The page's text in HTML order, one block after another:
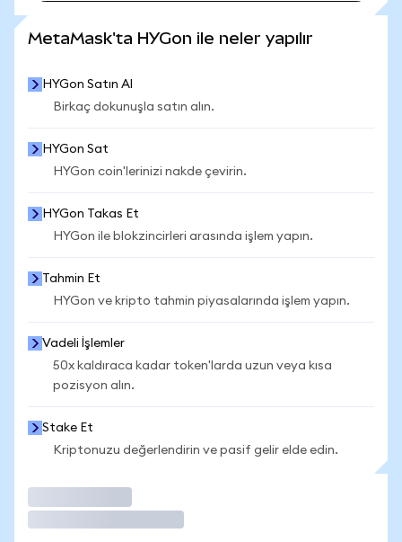
MetaMask'ta HYGon ile neler yapılır
HYGon Satın Al
Birkaç dokunuşla satın alın.
HYGon Sat
HYGon coin'lerinizi nakde çevirin.
HYGon Takas Et
HYGon ile blokzincirleri arasında işlem yapın.
Tahmin Et
HYGon ve kripto tahmin piyasalarında işlem yapın.
Vadeli İşlemler
50x kaldıraca kadar token'larda uzun veya kısa
pozisyon alın.
Stake Et
Kriptonuzu değerlendirin ve pasif gelir elde edin.